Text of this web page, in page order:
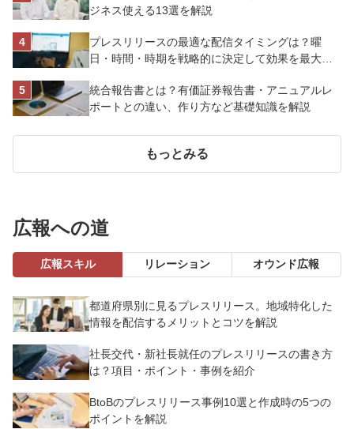
ジネス使える13選を解説
プレスリリースの最適な配信タイミングは？曜
日・時間・時期を戦略的に決定して効果を最大化
統合報告書とは？有価証券報告書・アニュアルレ
ポートとの違い、作り方など基礎知識を解説
もっとみる
広報への道
広報スキル リレーション オウンド広報
都道府県別に見るプレスリリース。地域特化した
情報を配信するメリットとコツを解説
社長交代・新社長就任のプレスリリースの書き方
は？項目・ポイント・事例を紹介
BtoBのプレスリリース事例10選と作成時の5つの
ポイントを解説